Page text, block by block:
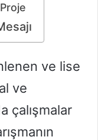
ve lise
ve
çalışmalar